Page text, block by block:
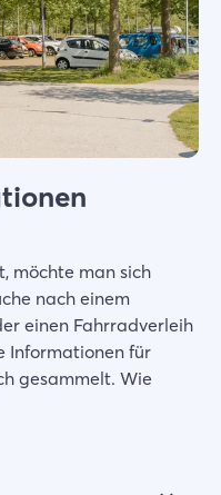
möchte man sich
nach einem
einen Fahrradverleih
Informationen für
gesammelt. Wie